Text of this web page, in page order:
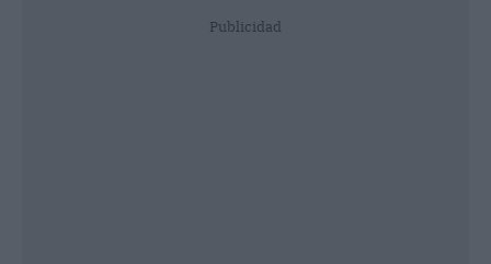
Publicidad